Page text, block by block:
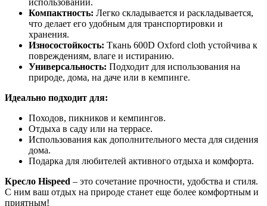
Компактность: Легко складывается и раскладывается,
что делает его удобным для транспортировки и
хранения.
Износостойкость: Ткань 600D Oxford cloth устойчива к
повреждениям, влаге и истиранию.
Универсальность: Подходит для использования на
природе, дома, на даче или в кемпинге.
Идеально подходит для:
Походов, пикников и кемпингов.
Отдыха в саду или на террасе.
Использования как дополнительного места для сидения
дома.
Подарка для любителей активного отдыха и комфорта.
Кресло Hispeed – это сочетание прочности, удобства и стиля.
С ним ваш отдых на природе станет еще более комфортным и
приятным!